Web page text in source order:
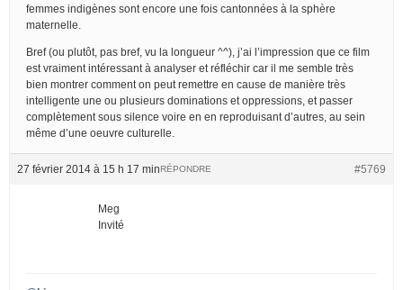
femmes indigènes sont encore une fois cantonnées à la sphère
maternelle.
Bref (ou plutôt, pas bref, vu la longueur ^^), j’ai l’impression que ce film
est vraiment intéressant à analyser et réfléchir car il me semble très
bien montrer comment on peut remettre en cause de manière très
intelligente une ou plusieurs dominations et oppressions, et passer
complètement sous silence voire en en reproduisant d’autres, au sein
même d’une oeuvre culturelle.
27 février 2014 à 15 h 17 min #5769
RÉPONDRE
Meg
Invité